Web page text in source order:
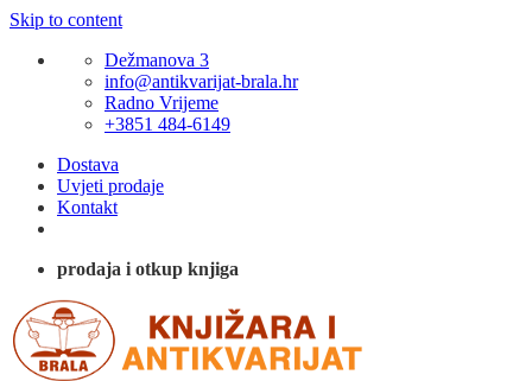
Skip to content
Dežmanova 3
info@antikvarijat-brala.hr
Radno Vrijeme
+3851 484-6149
Dostava
Uvjeti prodaje
Kontakt
prodaja i otkup knjiga